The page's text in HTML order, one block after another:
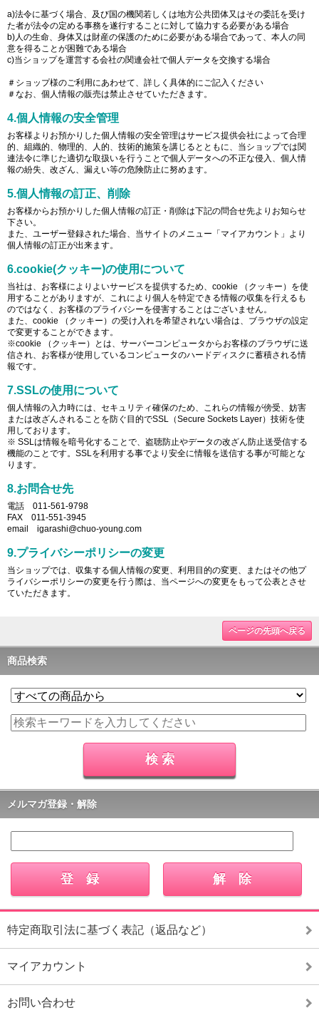
a)法令に基づく場合、及び国の機関若しくは地方公共団体又はその委託を受け
た者が法令の定める事務を遂行することに対して協力する必要がある場合
b)人の生命、身体又は財産の保護のために必要がある場合であって、本人の同
意を得ることが困難である場合
c)当ショップを運営する会社の関連会社で個人データを交換する場合
＃ショップ様のご利用にあわせて、詳しく具体的にご記入ください
＃なお、個人情報の販売は禁止させていただきます。
4.個人情報の安全管理
お客様よりお預かりした個人情報の安全管理はサービス提供会社によって合理
的、組織的、物理的、人的、技術的施策を講じるとともに、当ショップでは関
連法令に準じた適切な取扱いを行うことで個人データへの不正な侵入、個人情
報の紛失、改ざん、漏えい等の危険防止に努めます。
5.個人情報の訂正、削除
お客様からお預かりした個人情報の訂正・削除は下記の問合せ先よりお知らせ
下さい。
また、ユーザー登録された場合、当サイトのメニュー「マイアカウント」より
個人情報の訂正が出来ます。
6.cookie(クッキー)の使用について
当社は、お客様によりよいサービスを提供するため、cookie （クッキー）を使
用することがありますが、これにより個人を特定できる情報の収集を行えるも
のではなく、お客様のプライバシーを侵害することはございません。
また、cookie （クッキー）の受け入れを希望されない場合は、ブラウザの設定
で変更することができます。
※cookie （クッキー）とは、サーバーコンピュータからお客様のブラウザに送
信され、お客様が使用しているコンピュータのハードディスクに蓄積される情
報です。
7.SSLの使用について
個人情報の入力時には、セキュリティ確保のため、これらの情報が傍受、妨害
または改ざんされることを防ぐ目的でSSL（Secure Sockets Layer）技術を使
用しております。
※ SSLは情報を暗号化することで、盗聴防止やデータの改ざん防止送受信する
機能のことです。SSLを利用する事でより安全に情報を送信する事が可能とな
ります。
8.お問合せ先
電話 011-561-9798
FAX 011-551-3945
email igarashi@chuo-young.com
9.プライバシーポリシーの変更
当ショップでは、収集する個人情報の変更、利用目的の変更、またはその他プ
ライバシーポリシーの変更を行う際は、当ページへの変更をもって公表とさせ
ていただきます。
ページの先頭へ戻る
商品検索
メルマガ登録・解除
特定商取引法に基づく表記（返品など）
マイアカウント
お問い合わせ